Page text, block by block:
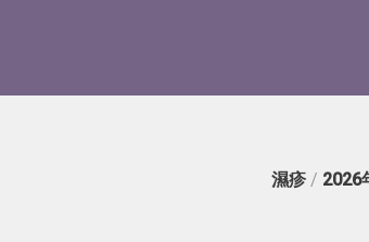
濕疹/ 2026